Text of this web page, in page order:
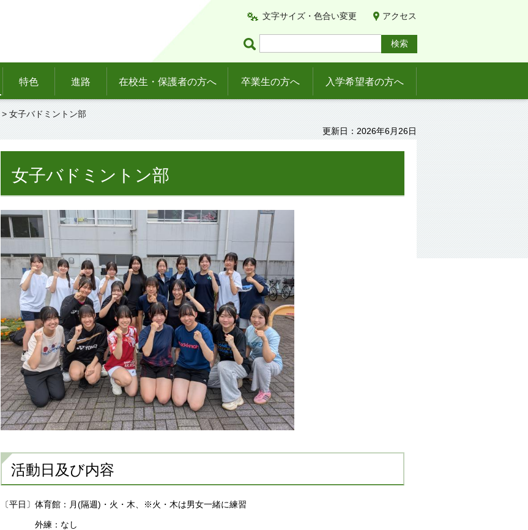
文字サイズ・色合い変更 アクセス
特色 進路 在校生・保護者の方へ 卒業生の方へ 入学希望者の方へ
> 女子バドミントン部
更新日：2026年6月26日
女子バドミントン部
活動日及び内容
〔平日〕体育館：月(隔週)・火・木、※火・木は男女一緒に練習
外練：なし